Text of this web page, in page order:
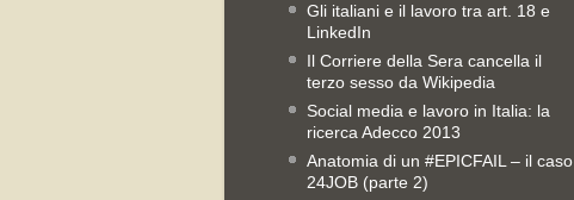
Gli italiani e il lavoro tra art. 18 e
LinkedIn
Il Corriere della Sera cancella il
terzo sesso da Wikipedia
Social media e lavoro in Italia: la
ricerca Adecco 2013
Anatomia di un #EPICFAIL – il caso
24JOB (parte 2)